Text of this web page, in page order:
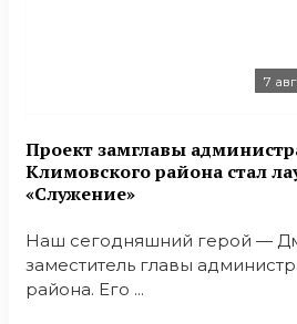
7
Проект замглавы
Климовского района стал
«Служение»
Наш сегодняшний герой —
заместитель главы
района. Его ...